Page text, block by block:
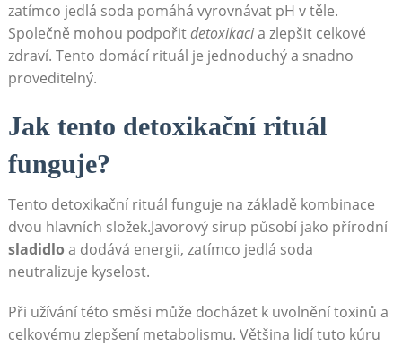
zatímco‍ jedlá soda pomáhá ⁢vyrovnávat​ pH v těle.
⁤Společně mohou podpořitdetoxikacia zlepšit celkové
⁢zdraví. Tento domácí rituál je jednoduchý ​a ⁤snadno⁤
proveditelný.
Jak tento detoxikační rituál
funguje?
Tento detoxikační⁤ rituál funguje na základě kombinace
dvou hlavních‌ složek.Javorový sirup působí jako přírodní
sladidlo a⁢ dodává energii, zatímco jedlá soda
neutralizuje kyselost.
Při užívání této směsi‌ může docházet‌ k uvolnění ⁤toxinů a
celkovému⁢ zlepšení metabolismu. Většina⁤ lidí tuto kúru